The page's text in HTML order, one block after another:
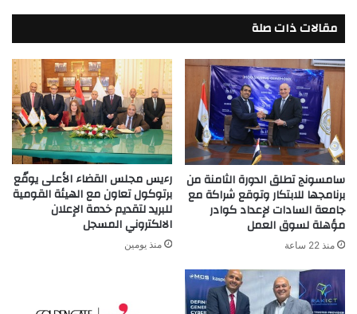
لأول
مرة
في
مصر.
مقالات ذات صلة
سامسونج تطلق الدورة الثامنة من
برنامجها للابتكار وتوقع شراكة مع
جامعة السادات لإعداد كوادر
مؤهلة لسوق العمل
منذ 22 ساعة
رءيس مجلس القضاء الأعلى يوقّع
برتوكول تعاون مع الهيئة القومية
للبريد لتقديم خدمة الإعلان
الالكتروني المسجل
منذ يومين